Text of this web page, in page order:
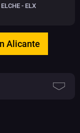
- ELX
Alicante